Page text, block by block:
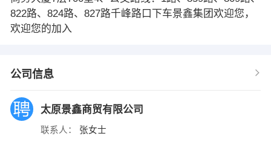
822路、824路、827路千峰路口下车景鑫集团欢迎您，
欢迎您的加入
公司信息
太原景鑫商贸有限公司
联系人： 张女士